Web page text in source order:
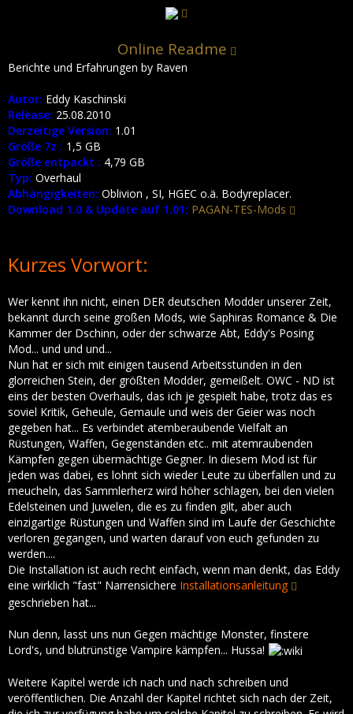
Online Readme
Berichte und Erfahrungen by Raven
Autor: Eddy Kaschinski
Release: 25.08.2010
Derzeitige Version: 1.01
Größe 7z : 1,5 GB
Größe entpackt : 4,79 GB
Typ: Overhaul
Abhängigkeiten: Oblivion , SI, HGEC o.ä. Bodyreplacer.
Download 1.0 & Update auf 1.01: PAGAN-TES-Mods
Kurzes Vorwort:
Wer kennt ihn nicht, einen DER deutschen Modder unserer Zeit,
bekannt durch seine großen Mods, wie Saphiras Romance & Die
Kammer der Dschinn, oder der schwarze Abt, Eddy's Posing
Mod... und und und...
Nun hat er sich mit einigen tausend Arbeitsstunden in den
glorreichen Stein, der größten Modder, gemeißelt. OWC - ND ist
eins der besten Overhauls, das ich je gespielt habe, trotz das es
soviel Kritik, Geheule, Gemaule und weis der Geier was noch
gegeben hat... Es verbindet atemberaubende Vielfalt an
Rüstungen, Waffen, Gegenständen etc.. mit atemraubenden
Kämpfen gegen übermächtige Gegner. In diesem Mod ist für
jeden was dabei, es lohnt sich wieder Leute zu überfallen und zu
meucheln, das Sammlerherz wird höher schlagen, bei den vielen
Edelsteinen und Juwelen, die es zu finden gilt, aber auch
einzigartige Rüstungen und Waffen sind im Laufe der Geschichte
verloren gegangen, und warten darauf von euch gefunden zu
werden....
Die Installation ist auch recht einfach, wenn man denkt, das Eddy
eine wirklich "fast" Narrensichere Installationsanleitung
geschrieben hat...
Nun denn, lasst uns nun Gegen mächtige Monster, finstere
Lord's, und blutrünstige Vampire kämpfen... Hussa!
Weitere Kapitel werde ich nach und nach schreiben und
veröffentlichen. Die Anzahl der Kapitel richtet sich nach der Zeit,